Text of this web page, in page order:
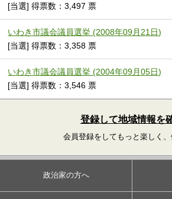
[当選] 得票数：3,497 票
いわき市議会議員選挙 (2008年09月21日)
[当選] 得票数：3,358 票
いわき市議会議員選挙 (2004年09月05日)
[当選] 得票数：3,546 票
登録して地域情報を
会員登録をしてもっと楽しく、
政治家の方へ